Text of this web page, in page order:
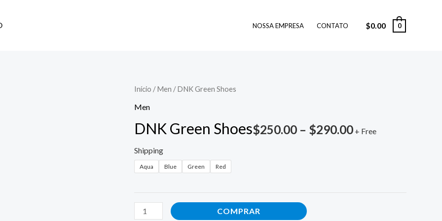
NOSSA EMPRESA CONTATO $0.00 0
Início /Men / DNK Green Shoes
Men
DNK Green Shoes$250.00 – $290.00 + Free
Shipping
Aqua Blue Green Red
DNK
COMPRAR